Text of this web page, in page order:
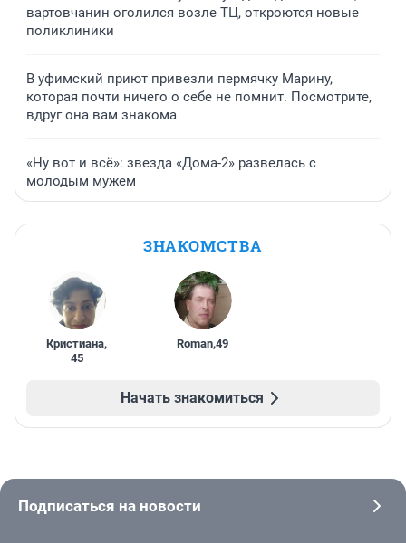
вартовчанин оголился возле ТЦ, откроются новые
поликлиники
В уфимский приют привезли пермячку Марину,
которая почти ничего о себе не помнит. Посмотрите,
вдруг она вам знакома
«Ну вот и всё»: звезда «Дома-2» развелась с
молодым мужем
ЗНАКОМСТВА
Кристиана,
45
Roman,49
Начать знакомиться
Подписаться на новости